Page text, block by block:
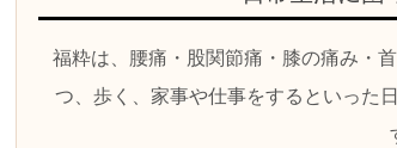
福粋は、腰痛・股関節痛・膝の痛み・
つ、歩く、家事や仕事をするといった